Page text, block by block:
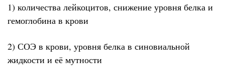
1) количества лейкоцитов, снижение уровня белка и
гемоглобина в крови
2) СОЭ в крови, уровня белка в синовиальной
жидкости и её мутности